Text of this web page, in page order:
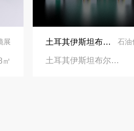
展
㎡
土耳其伊斯坦布尔展台设计丨美思德创新产品，打造聚氨酯行业标杆 石油
土耳其伊斯坦布尔聚氨酯展Putech Eurasia|土耳其国际会展中心